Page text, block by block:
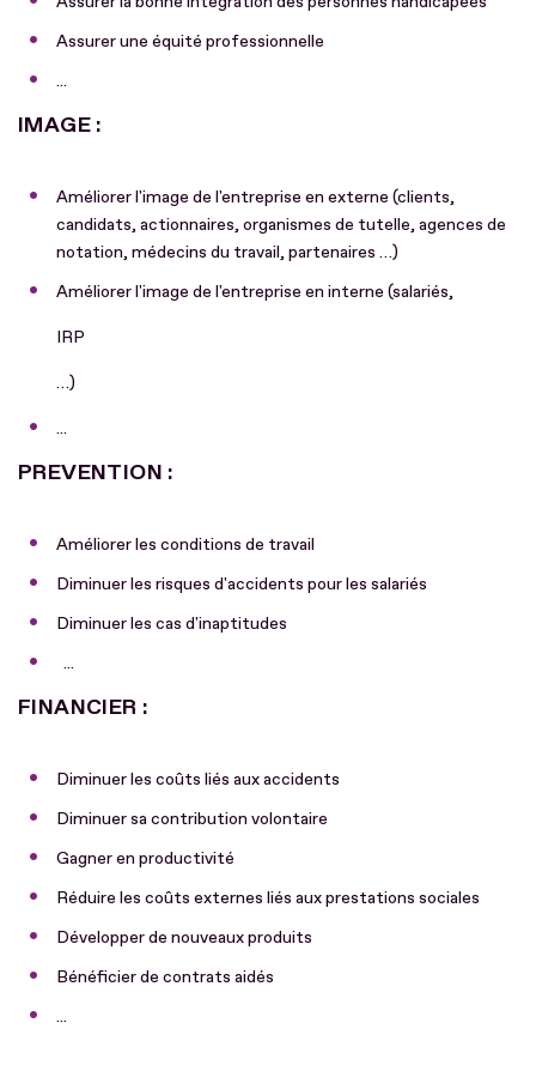
Assurer une équité professionnelle
...
IMAGE :
Améliorer l'image de l'entreprise en externe (clients,
candidats, actionnaires, organismes de tutelle, agences de
notation, médecins du travail, partenaires …)
Améliorer l'image de l'entreprise en interne (salariés,
IRP
…)
...
PREVENTION :
Améliorer les conditions de travail
Diminuer les risques d'accidents pour les salariés
Diminuer les cas d'inaptitudes
...
FINANCIER :
Diminuer les coûts liés aux accidents
Diminuer sa contribution volontaire
Gagner en productivité
Réduire les coûts externes liés aux prestations sociales
Développer de nouveaux produits
Bénéficier de contrats aidés
...